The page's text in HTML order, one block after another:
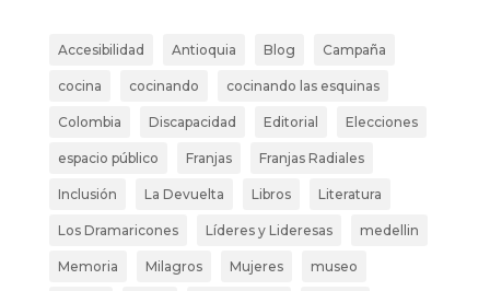
Accesibilidad Antioquia Blog Campaña
cocina cocinando cocinando las esquinas
Colombia Discapacidad Editorial Elecciones
espacio público Franjas Franjas Radiales
Inclusión La Devuelta Libros Literatura
Los Dramaricones Líderes y Lideresas medellin
Memoria Milagros Mujeres museo